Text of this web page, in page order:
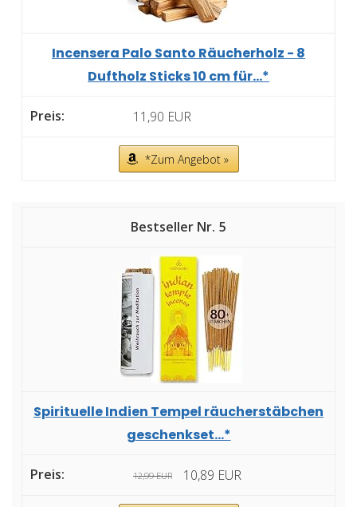
Incensera Palo Santo Räucherholz - 8
Duftholz Sticks 10 cm für...*
11,90 EUR
*Zum Angebot »
5
Spirituelle Indien Tempel räucherstäbchen
geschenkset...*
12,99 EUR 10,89 EUR